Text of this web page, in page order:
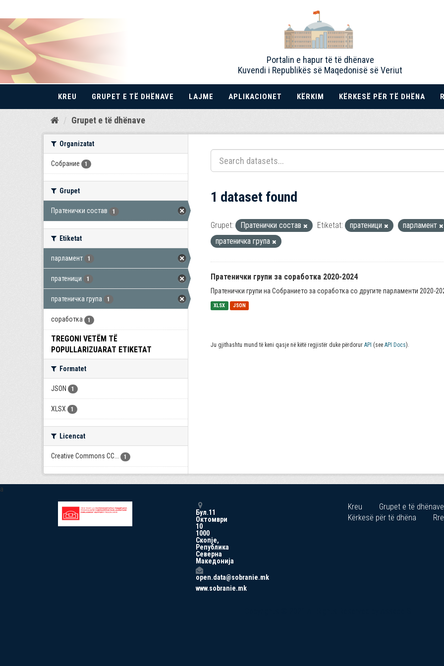
Kalo
Portalin e hapur të të dhënave
Kuvendi i Republikës së Maqedonisë së Veriut
KREU GRUPET E TË DHËNAVE LAJME APLIKACIONET KËRKIM KËRKESË PËR TË DHËNA
Grupet e të dhënave
Organizatat
Собрание 1
Grupet
Пратенички состав 1
Etiketat
парламент 1
пратеници 1
пратеничка група 1
соработка 1
TREGONI VETËM TË
POPULLARIZUARAT ETIKETAT
Formatet
JSON 1
XLSX 1
Licencat
Creative Commons CC... 1
1 dataset found
Grupet: Пратенички состав Etiketat: пратеници
парламент
пратеничка група
Пратенички групи за соработка 2020-2024
Пратенички групи на Собранието за соработка со другите парламенти 2020-
XLSX JSON
Ju gjithashtu mund të keni qasje në këtë regjistër duke përdorur API (see API Docs).
a
Бул.11
Октомври
10
1000
Скопје,
Република
Северна
Македонија
open.data@sobranie.mk
www.sobranie.mk
Kreu
Grupet e të dhënave
Kërkesë për të dhëna